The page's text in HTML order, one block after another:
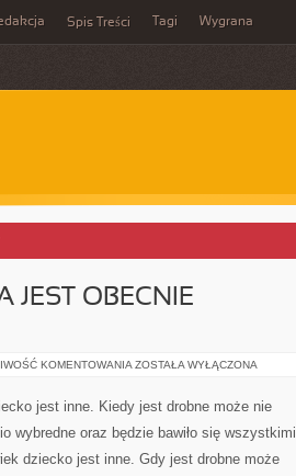
Spis Treści Tagi Wygrana
JEST OBECNIE
KOMENTOWANIA OCHRONA
OBECNIE
NIEZWYKLE
ZOSTAŁA WYŁĄCZONA
jest inne. Kiedy jest drobne może nie
wybredne oraz będzie bawiło się wszystkimi
dziecko jest inne. Gdy jest drobne może